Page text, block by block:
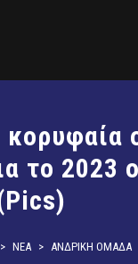
το 2023
> ΝΕΑ > ΑΝΔΡΙΚΗ ΟΜΑΔΑ